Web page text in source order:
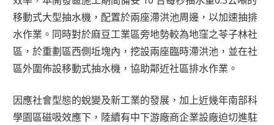
移動式大型抽水機，配置於兩座滯洪池周邊，以加速抽排
水作業。同時對於麻豆工業區旁地勢較為地窪之苓子林社
區，於重劃區西側坵塊內，挖設兩座臨時滯洪池，並在社
區外圍佈設移動式抽水機，協助鄰近社區排水作業。
因應社會型態的蛻變及新工業的發展，加上近幾年南部科
學園區磁吸效應下，陸續有中下游廠商企業設廠迫切進駐